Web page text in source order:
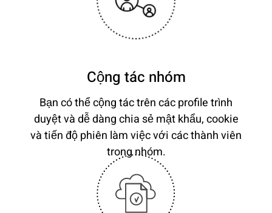
Cộng tác nhóm
Bạn có thể cộng tác trên các profile trình
duyệt và dễ dàng chia sẻ mật khẩu, cookie
và tiến độ phiên làm việc với các thành viên
trong nhóm.